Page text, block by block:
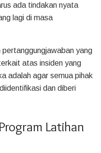
ada tindakan nyata
lagi di masa
pertanggungjawaban yang
atas insiden yang
adalah agar semua pihak
dan diberi
Latihan